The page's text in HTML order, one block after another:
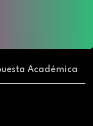
Académica